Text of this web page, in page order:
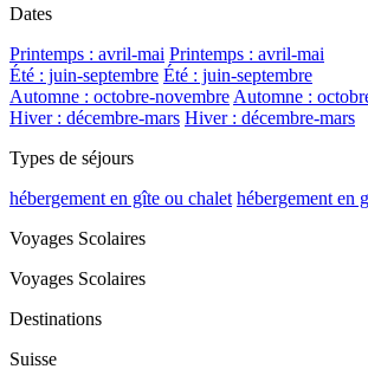
Dates
Printemps : avril-mai Printemps : avril-mai
Été : juin-septembre Été : juin-septembre
Automne : octobre-novembre Automne :
Hiver : décembre-mars Hiver : décembre-mars
Types de séjours
hébergement en gîte ou chalet hébergement en
Voyages Scolaires
Voyages Scolaires
Destinations
Suisse